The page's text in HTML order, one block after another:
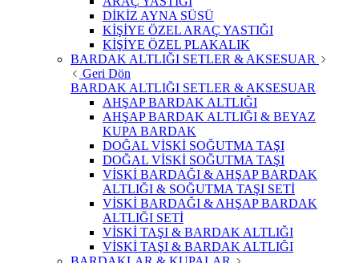
DİKİZ AYNA SÜSÜ
KİŞİYE ÖZEL ARAÇ YASTIĞI
KİŞİYE ÖZEL PLAKALIK
BARDAK ALTLIĞI SETLER & AKSESUAR
Geri Dön
BARDAK ALTLIĞI SETLER & AKSESUAR
AHŞAP BARDAK ALTLIĞI
AHŞAP BARDAK ALTLIĞI & BEYAZ
KUPA BARDAK
DOĞAL VİSKİ SOĞUTMA TAŞI
DOĞAL VİSKİ SOĞUTMA TAŞI
VİSKİ BARDAĞI & AHŞAP BARDAK
ALTLIĞI & SOĞUTMA TAŞI SETİ
VİSKİ BARDAĞI & AHŞAP BARDAK
ALTLIĞI SETİ
VİSKİ TAŞI & BARDAK ALTLIĞI
VİSKİ TAŞI & BARDAK ALTLIĞI